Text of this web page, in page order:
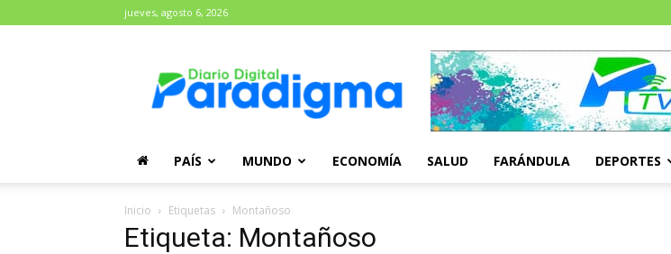
jueves, agosto 6, 2026
Paradigma
PAÍS MUNDO ECONOMÍA SALUD FARÁNDULA DEPORTES
Inicio Etiquetas Montañoso
Etiqueta: Montañoso